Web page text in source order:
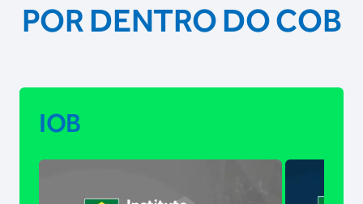
POR DENTRO DO COB
IOB